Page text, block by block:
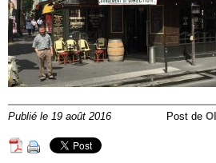
Publié le 19 août 2016 Post de